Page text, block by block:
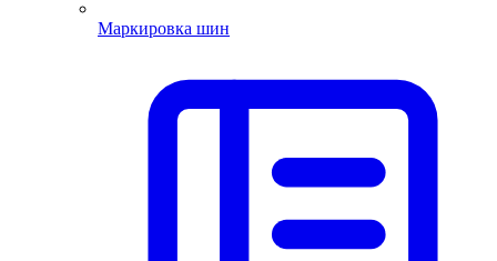
Маркировка шин